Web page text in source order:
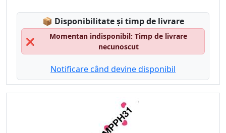
📦 Lagerstatus:
Disponibilitate și timp de livrare
❌
Momentan indisponibil: Timp de livrare
necunoscut
Notificare când devine disponibil